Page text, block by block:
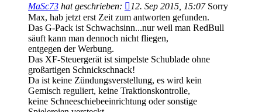
MaSc73 hat geschrieben: 12. Sep 2015, 15:07Sorry
Max, hab jetzt erst Zeit zum antworten gefunden.
Das G-Pack ist Schwachsinn...nur weil man RedBull
säuft kann man dennoch nicht fliegen,
entgegen der Werbung.
Das XF-Steuergerät ist simpelste Schublade ohne
großartigen Schnickschnack!
Da ist keine Zündungsverstellung, es wird kein
Gemisch reguliert, keine Traktionskontrolle,
keine Schneeschiebeeinrichtung oder sonstige